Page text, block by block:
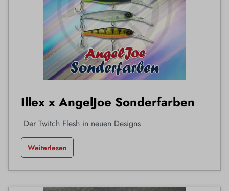
Illex x AngelJoe Sonderfarben
Der Twitch Flesh in neuen Designs
Weiterlesen